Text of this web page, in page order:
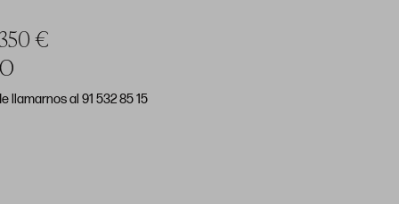
€
llamarnos al 91 532 85 15